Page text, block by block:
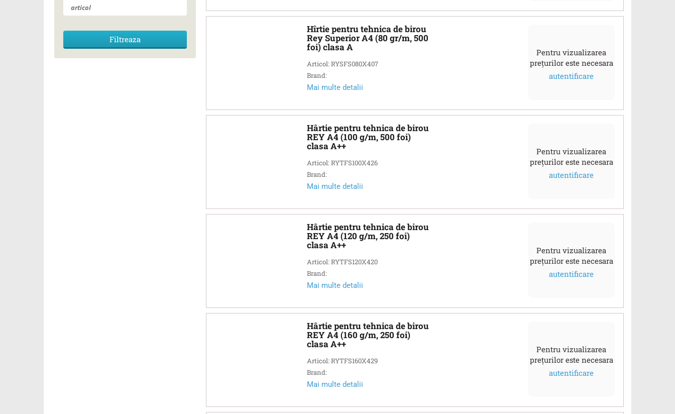
Hîrtie pentru tehnica de birou
Rey Superior A4 (80 gr/m, 500
foi) clasa A
Articol: RYSFS080X407
Brand:
Mai multe detalii
Pentru vizualizarea
prețurilor este necesara
autentificare
Hârtie pentru tehnica de birou
REY A4 (100 g/m, 500 foi)
clasa A++
Articol: RYTFS100X426
Brand:
Mai multe detalii
Pentru vizualizarea
prețurilor este necesara
autentificare
Hârtie pentru tehnica de birou
REY A4 (120 g/m, 250 foi)
clasa A++
Articol: RYTFS120X420
Brand:
Mai multe detalii
Pentru vizualizarea
prețurilor este necesara
autentificare
Hârtie pentru tehnica de birou
REY A4 (160 g/m, 250 foi)
clasa A++
Articol: RYTFS160X429
Brand:
Mai multe detalii
Pentru vizualizarea
prețurilor este necesara
autentificare